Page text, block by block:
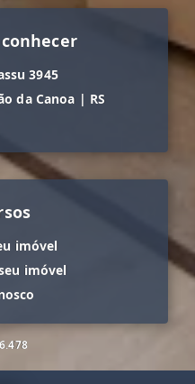
3945
da Canoa | RS
imóvel
imóvel